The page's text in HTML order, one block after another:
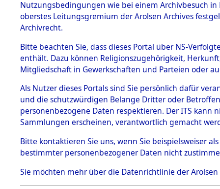
BESTÄNDE
1.
mente
5. Verschiedenes
5.3
Todesmärsche
5.3.1 Alliierte
Erhebungen
zu
Todesmärsch
en
5.3.2
von
Toter aus
Ort ihrer
0003
Nutzungsbedingungen wie bei einem Archivbesuch
oberstes Leitungsgremium der Arolsen Archives
Archivrecht.
Bitte beachten Sie, dass dieses Portal über NS-
enthält. Dazu können Religionszugehörigkeit,
Mitgliedschaft in Gewerkschaften und Parteien oder
Als Nutzer dieses Portals sind Sie persönlich dafür
und die schutzwürdigen Belange Dritter oder
personenbezogene Daten respektieren. Der ITS
Sammlungen erscheinen, verantwortlich gemacht
Bitte kontaktieren Sie uns, wenn Sie beispielsweiser
bestimmter personenbezogener Daten nicht
Sie möchten mehr über die Datenrichtlinie der Arolsen